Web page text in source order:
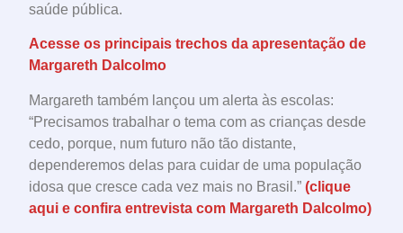
saúde pública.
Acesse os principais trechos da apresentação de
Margareth Dalcolmo
Margareth também lançou um alerta às escolas:
“Precisamos trabalhar o tema com as crianças desde
cedo, porque, num futuro não tão distante,
dependeremos delas para cuidar de uma população
idosa que cresce cada vez mais no Brasil.” (clique
aqui e confira entrevista com Margareth Dalcolmo)